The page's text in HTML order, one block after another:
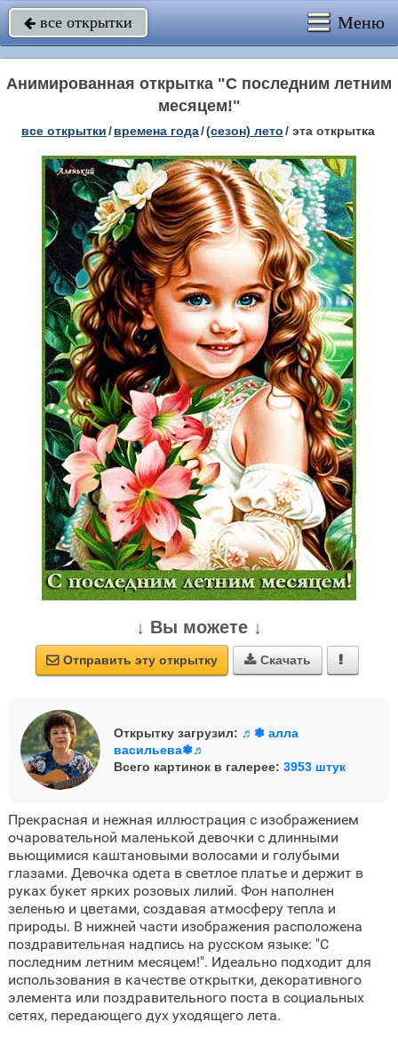
 все открытки Меню
Анимированная открытка "С последним летним
месяцем!"
все открытки/времена года/(сезон) лето/ эта открытка
↓ Вы можете ↓
 Отправить эту открытку  Скачать 
Открытку загрузил: ♬❃ алла
васильева❃♬
Всего картинок в галерее: 3953 штук
Прекрасная и нежная иллюстрация с изображением
очаровательной маленькой девочки с длинными
вьющимися каштановыми волосами и голубыми
глазами. Девочка одета в светлое платье и держит в
руках букет ярких розовых лилий. Фон наполнен
зеленью и цветами, создавая атмосферу тепла и
природы. В нижней части изображения расположена
поздравительная надпись на русском языке: "С
последним летним месяцем!". Идеально подходит для
использования в качестве открытки, декоративного
элемента или поздравительного поста в социальных
сетях, передающего дух уходящего лета.